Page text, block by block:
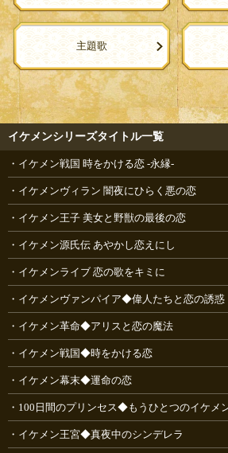
主題歌
イケメンシリーズタイトル一覧
イケメン戦国 時をかける恋 -永縁-
イケメンヴィラン 闇夜にひらく悪の恋
イケメン王子 美女と野獣の最後の恋
イケメン源氏伝 あやかし恋えにし
イケメンライブ 恋の歌をキミに
イケメンヴァンパイア◆偉人たちと恋の誘惑
イケメン革命◆アリスと恋の魔法
イケメン戦国◆時をかける恋
イケメン幕末◆運命の恋
100日間のプリンセス◆もうひとつのイケメ
イケメン王宮◆真夜中のシンデレラ